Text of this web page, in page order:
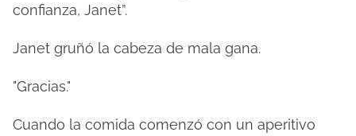
confianza, Janet”.
Janet gruñó la cabeza de mala gana.
"Gracias."
Cuando la comida comenzó con un aperitivo